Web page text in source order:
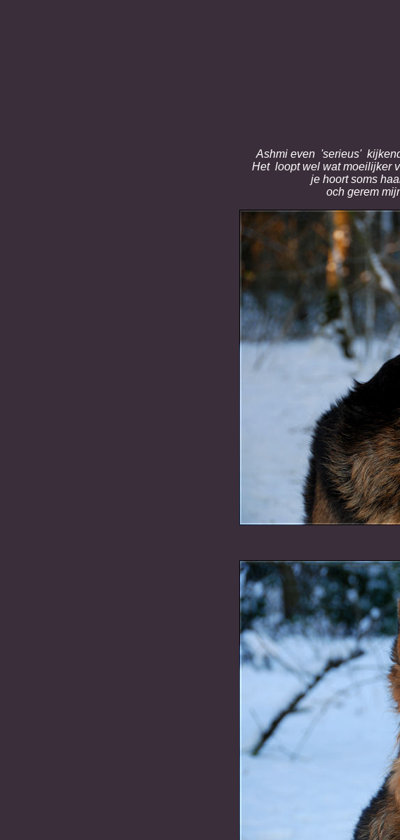
Ashmi even 'serieus'
Het loopt wel wat moeilijker
je hoort soms
och gerem